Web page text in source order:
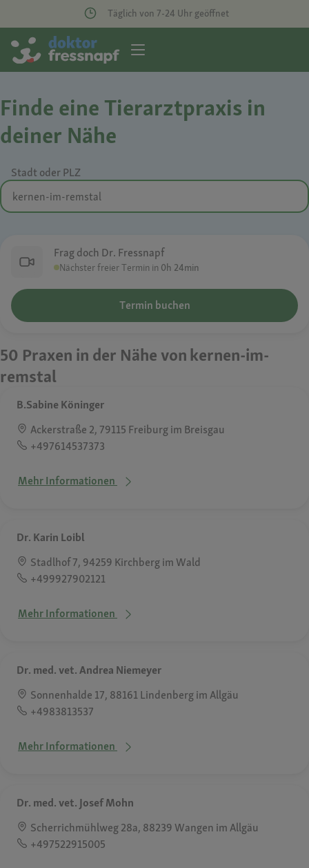
Täglich von 7-24 Uhr geöffnet
Finde eine Tierarztpraxis in
deiner Nähe
Stadt oder PLZ
Frag doch Dr. Fressnapf
Nächster freier Termin in 0h 24min
Termin buchen
50 Praxen in der Nähe von kernen-im-
remstal
B.Sabine Köninger
Ackerstraße 2, 79115 Freiburg im Breisgau
+497614537373
Mehr Informationen
Dr. Karin Loibl
Stadlhof 7, 94259 Kirchberg im Wald
+499927902121
Mehr Informationen
Dr. med. vet. Andrea Niemeyer
Sonnenhalde 17, 88161 Lindenberg im Allgäu
+4983813537
Mehr Informationen
Dr. med. vet. Josef Mohn
Scherrichmühlweg 28a, 88239 Wangen im Allgäu
+497522915005